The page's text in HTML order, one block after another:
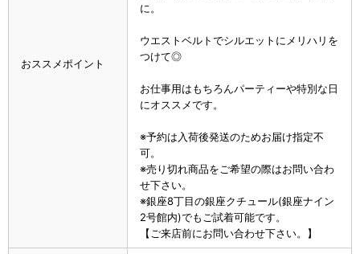
おススメポイント
に。
ウエストベルトでシルエットにメリハリを
つけて◎
お仕事用はもちろんパーティーや特別な日
にオススメです。
※予約は入荷後発送のためお届け指定不
可。
※売り切れ商品をご希望の際はお問い合わ
せ下さい。
※銀座8丁目の銀座クチュール(銀座ナイン
2号館内)でもご試着可能です。
【ご来店前にお問い合わせ下さい。】